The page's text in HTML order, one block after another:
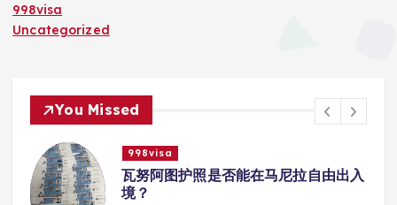
998visa
Uncategorized
You Missed
998visa
瓦努阿图护照是否能在马尼拉自由出入
境？